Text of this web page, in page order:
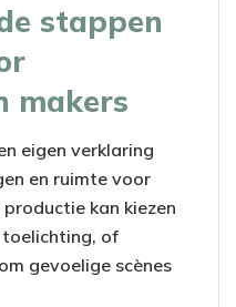
stappen
makers
eigen verklaring
en ruimte voor
kan kiezen
of
gevoelige scènes